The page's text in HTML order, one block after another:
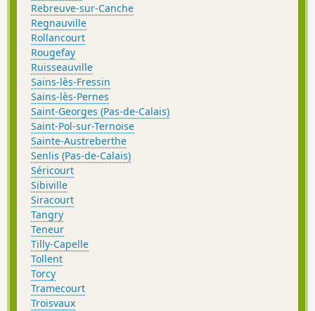
Rebreuve-sur-Canche
Regnauville
Rollancourt
Rougefay
Ruisseauville
Sains-lès-Fressin
Sains-lès-Pernes
Saint-Georges (Pas-de-Calais)
Saint-Pol-sur-Ternoise
Sainte-Austreberthe
Senlis (Pas-de-Calais)
Séricourt
Sibiville
Siracourt
Tangry
Teneur
Tilly-Capelle
Tollent
Torcy
Tramecourt
Troisvaux